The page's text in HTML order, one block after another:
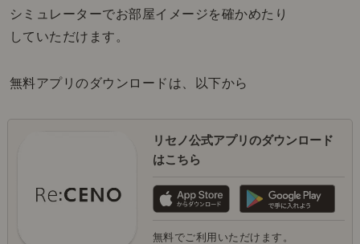
シミュレーターでお部屋イメージを確かめたり
していただけます。
無料アプリのダウンロードは、以下から
リセノ公式アプリのダウンロード
はこちら
無料でご利用いただけます。